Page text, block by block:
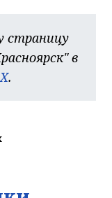
страницу
в
.